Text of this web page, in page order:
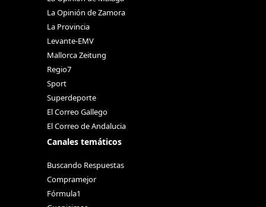
La Opinión de Zamora
La Provincia
Levante-EMV
Mallorca Zeitung
Regio7
Sport
Superdeporte
El Correo Gallego
El Correo de Andalucia
Canales temáticos
Buscando Respuestas
Compramejor
Fórmula1